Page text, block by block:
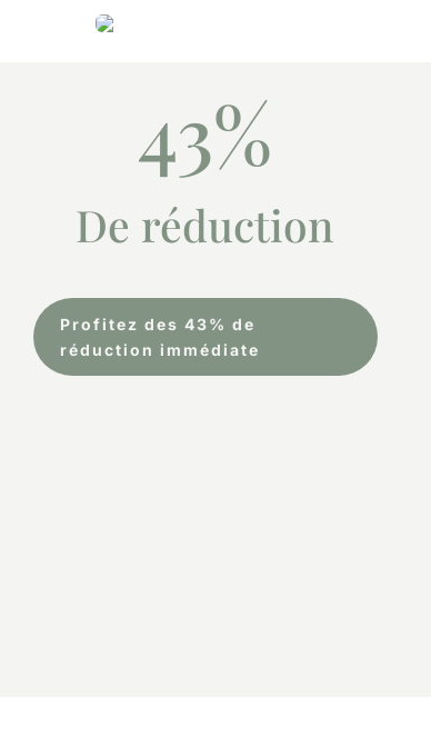
43%
De réduction
Profitez des 43% de
réduction immédiate